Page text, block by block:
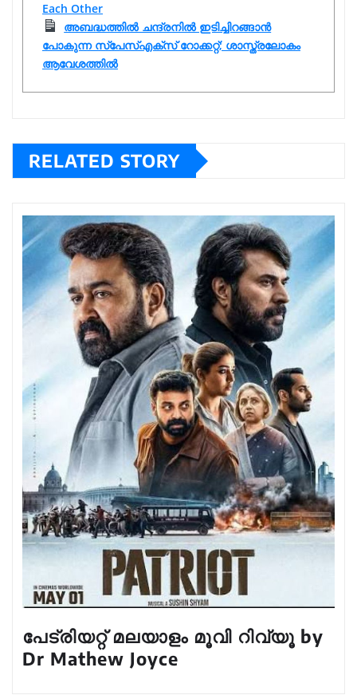
Each Other
അബദ്ധത്തിൽ ചന്ദ്രനിൽ ഇടിച്ചിറങ്ങാൻ
പോകുന്ന സ്പേസ്‌എക്‌സ് റോക്കറ്റ്; ശാസ്ത്രലോകം
ആവേശത്തിൽ
RELATED STORY
പേട്രിയറ്റ് മലയാളം മൂവി റിവ്യൂ by
Dr Mathew Joyce